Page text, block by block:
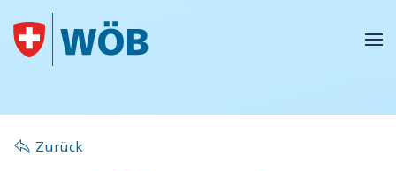
Skip to main content
Zurück